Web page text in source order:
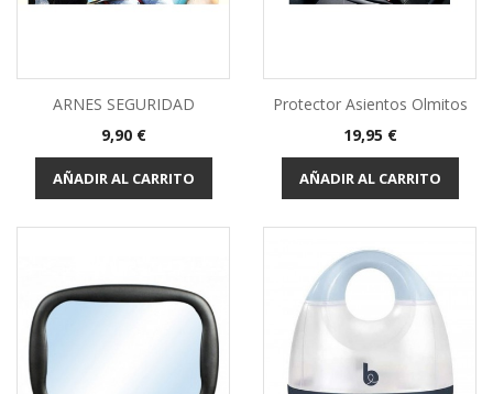
ARNES SEGURIDAD
Precio
9,90 €
AÑADIR AL CARRITO
Protector Asientos Olmitos
Precio
19,95 €
AÑADIR AL CARRITO